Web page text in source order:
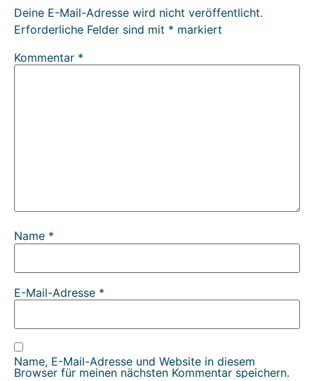
Deine E-Mail-Adresse wird nicht veröffentlicht.
Erforderliche Felder sind mit * markiert
Kommentar *
Name *
E-Mail-Adresse *
Name, E-Mail-Adresse und Website in diesem
Browser für meinen nächsten Kommentar speichern.